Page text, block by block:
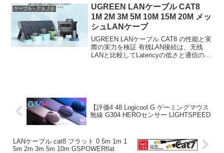
る。今回検証対象とするのは、deowayが
展開する「4K ...
ケーブル・アダプタ
UGREEN LANケーブル CAT8
1M 2M 3M 5M 10M 15M 20M メッ
シュLANケーブ
UGREEN LANケーブル CAT8 の性能と実
際の実力を検証 有线LAN接続は、无线
LANと比較してLatencyの低さと通信の安
【評価4 48 Logicool G ゲーミングマウス
無線 G304 HEROセンサー LIGHTSPEED
LANケーブル cat8 フラット 0 5m 1m 1
5m 2m 3m 5m 10m GSPOWERflat